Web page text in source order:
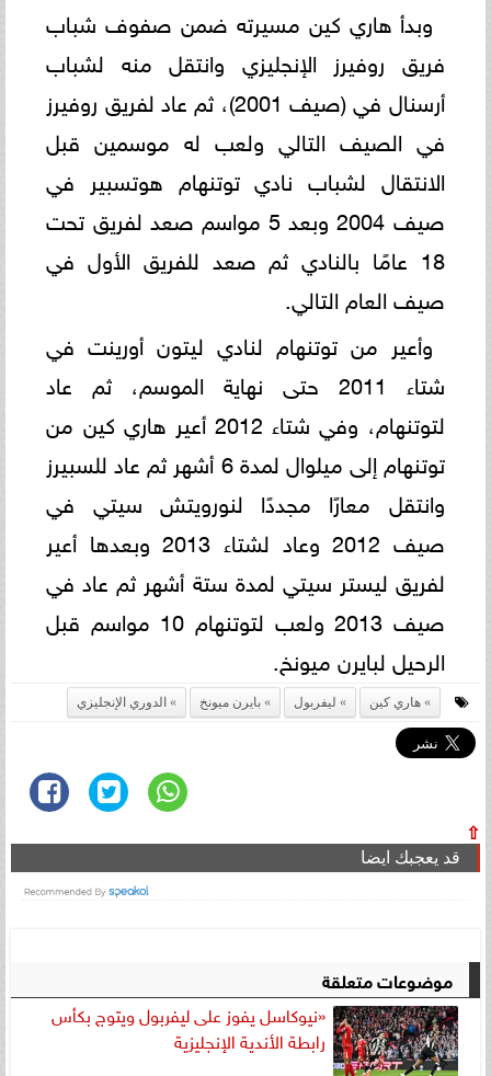
وبدأ هاري كين مسيرته ضمن صفوف شباب
فريق روفيرز الإنجليزي وانتقل منه لشباب
أرسنال في (صيف 2001)، ثم عاد لفريق روفيرز
في الصيف التالي ولعب له موسمين قبل
الانتقال لشباب نادي توتنهام هوتسبير في
صيف 2004 وبعد 5 مواسم صعد لفريق تحت
18 عامًا بالنادي ثم صعد للفريق الأول في
صيف العام التالي.
وأعير من توتنهام لنادي ليتون أورينت في
شتاء 2011 حتى نهاية الموسم، ثم عاد
لتوتنهام، وفي شتاء 2012 أعير هاري كين من
توتنهام إلى ميلوال لمدة 6 أشهر ثم عاد للسبيرز
وانتقل معارًا مجددًا لنورويتش سيتي في
صيف 2012 وعاد لشتاء 2013 وبعدها أعير
لفريق ليستر سيتي لمدة ستة أشهر ثم عاد في
صيف 2013 ولعب لتوتنهام 10 مواسم قبل
الرحيل لبايرن ميونخ.
هاري كين ليفربول بايرن ميونخ الدوري الإنجليزي
⇧
قد يعجبك ايضا
موضوعات متعلقة
«نيوكاسل يفوز على ليفربول ويتوج بكأس
رابطة الأندية الإنجليزية